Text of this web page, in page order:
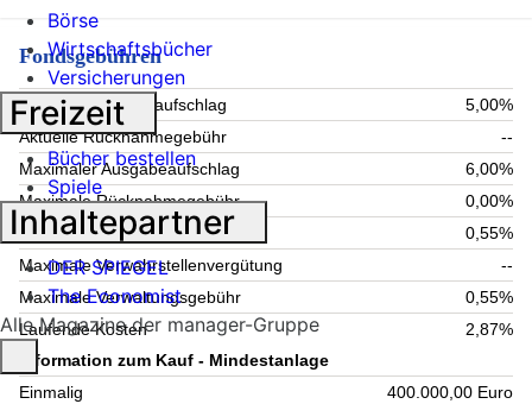
Fondsgebühren
Aktueller Ausgabeaufschlag
5,00%
Aktuelle Rücknahmegebühr
--
Maximaler Ausgabeaufschlag
6,00%
Maximale Rücknahmegebühr
0,00%
Aktuelle Verwaltungsgebühr
0,55%
Maximale Verwahrstellenvergütung
--
Maximale Verwaltungsgebühr
0,55%
Laufende Kosten
2,87%
Information zum Kauf - Mindestanlage
Einmalig
400.000,00 Euro
Börse
Wirtschaftsbücher
Versicherungen
Freizeit
Bücher bestellen
Spiele
Inhaltepartner
DER SPIEGEL
The Economist
Alle Magazine der manager-Gruppe